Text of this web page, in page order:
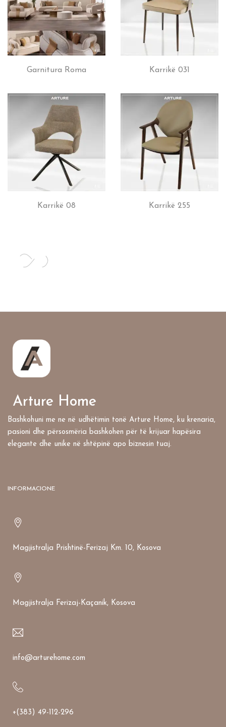
Garnitura Roma Karrikë 031
Karrikë 08 Karrikë 255
Arture Home
Bashkohuni me ne në udhëtimin tonë Arture Home, ku krenaria,
pasioni dhe përsosmëria bashkohen për të krijuar hapësira
elegante dhe unike në shtëpinë apo biznesin tuaj.
INFORMACIONE
Magjistralja Prishtinë-Ferizaj Km. 10, Kosova
Magjistralja Ferizaj-Kaçanik, Kosova
info@arturehome.com
+(383) 49-112-296